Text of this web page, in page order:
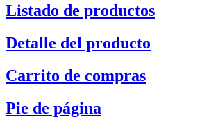
Listado de productos
Detalle del producto
Carrito de compras
Pie de página